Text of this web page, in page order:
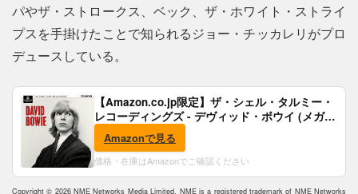
パやザ・ストロークス、ベック、ザ・ホワイト・ストライ
プスを手掛けたことで知られるジョー・チッカレリがプロ
デュースしている。
【Amazon.co.jp限定】ザ・シェル・タルミー・
レコーディングズ - デヴィッド・ボウイ (メガジ
ャケ付)
Amazonで見る
価格・在庫はAmazonでご確認ください
Copyright © 2026 NME Networks Media Limited. NME is a registered trademark of NME Networks